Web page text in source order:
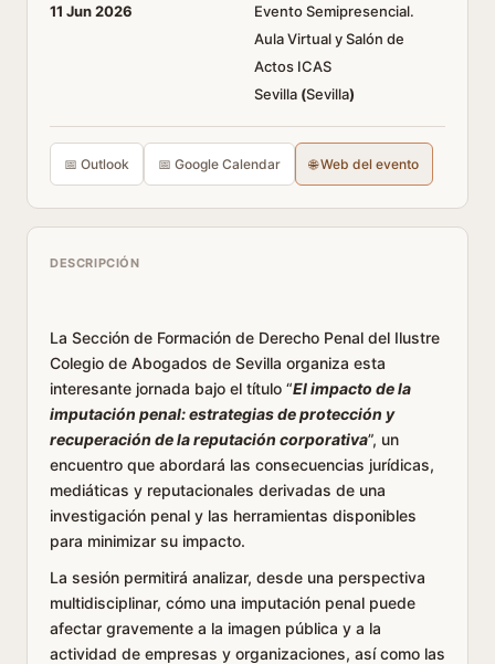
11 Jun 2026
Evento Semipresencial.
Aula Virtual y Salón de
Actos ICAS
Sevilla (Sevilla)
📅 Outlook 📅 Google Calendar 🌐 Web del evento
DESCRIPCIÓN
La Sección de Formación de Derecho Penal del Ilustre
Colegio de Abogados de Sevilla organiza esta
interesante jornada bajo el título “El impacto de la
imputación penal: estrategias de protección y
recuperación de la reputación corporativa”, un
encuentro que abordará las consecuencias jurídicas,
mediáticas y reputacionales derivadas de una
investigación penal y las herramientas disponibles
para minimizar su impacto.
La sesión permitirá analizar, desde una perspectiva
multidisciplinar, cómo una imputación penal puede
afectar gravemente a la imagen pública y a la
actividad de empresas y organizaciones, así como las